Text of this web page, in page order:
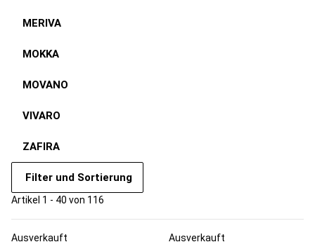
MERIVA
MOKKA
MOVANO
VIVARO
ZAFIRA
Filter und Sortierung
Artikel 1 - 40 von 116
Ausverkauft Ausverkauft